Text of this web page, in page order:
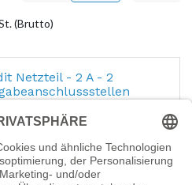
(Brutto)
Netzteil - 2 A - 2
Nr.: 941011
7320289410110
Netzteil - 2 A - 2
(USB, Micro-USB